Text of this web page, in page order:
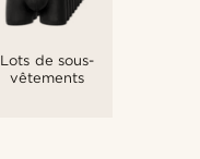
Lots de sous-
vêtements